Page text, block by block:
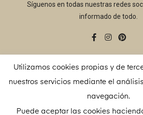
Síguenos en todas nuestras redes
informado de todo.
Utilizamos cookies propias y de
nuestros servicios mediante el
navegación.
Puede aceptar las cookies